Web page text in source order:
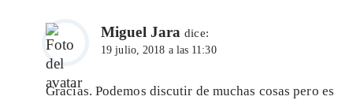
Miguel Jara dice:
19 julio, 2018 a las 11:30
Gracias. Podemos discutir de muchas cosas pero es